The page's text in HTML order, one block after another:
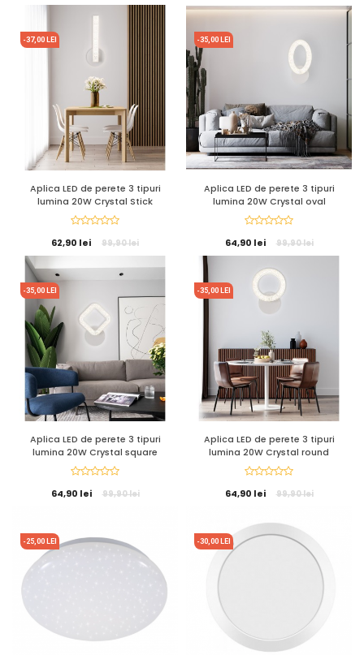
-37,00 LEI
Aplica LED de perete 3 tipuri
lumina 20W Crystal Stick
62,90 lei 99,90 lei
-35,00 LEI
Aplica LED de perete 3 tipuri
lumina 20W Crystal oval
64,90 lei 99,90 lei
-35,00 LEI
Aplica LED de perete 3 tipuri
lumina 20W Crystal square
64,90 lei 99,90 lei
-35,00 LEI
Aplica LED de perete 3 tipuri
lumina 20W Crystal round
64,90 lei 99,90 lei
-25,00 LEI -30,00 LEI